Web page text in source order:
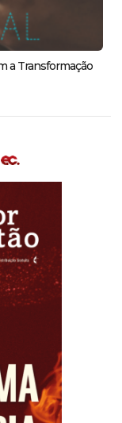
a Transformação